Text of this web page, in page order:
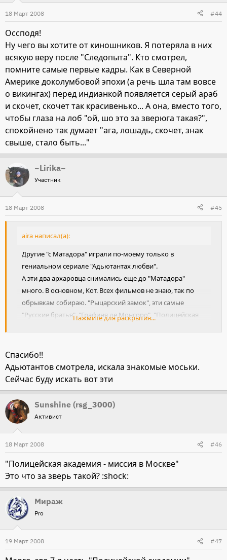
18 Март 2008 #44
Оссподя!
Ну чего вы хотите от киношников. Я потеряла в них
всякую веру после "Следопыта". Кто смотрел,
помните самые первые кадры. Как в Северной
Америке доколумбовой эпохи (а речь шла там вовсе
о викингах) перед индианкой появляется серый араб
и скочет, скочет так красивенько... А она, вместо того,
чтобы глаза на лоб "ой, шо это за зверюга такая?",
спокойнено так думает "ага, лошадь, скочет, знак
свыше, стало быть..."
~Lirika~
Участник
18 Март 2008 #45
aira написал(а):
Другие "с Матадора" играли по-моему только в
гениальном сериале "Адьютантах любви".
А эти два архаровца снимались еще до "Матадора"
много. В основном, Кот. Всех фильмов не знаю, так по
обрывкам собираю. "Рыцарский замок", эти самые
"Русские братья", "Графиня де Монсоро", "Полицейская
Нажмите для раскрытия...
Спасибо!!
Адьютантов смотрела, искала знакомые моськи.
Сейчас буду искать вот эти
Sunshine (rsg_3000)
Активист
18 Март 2008 #46
"Полицейская академия - миссия в Москве"
Это что за зверь такой? :shock:
Мираж
Pro
19 Март 2008 #47